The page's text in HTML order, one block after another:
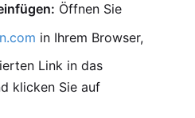
Öffnen Sie
in Ihrem Browser,
Link in das
klicken Sie auf